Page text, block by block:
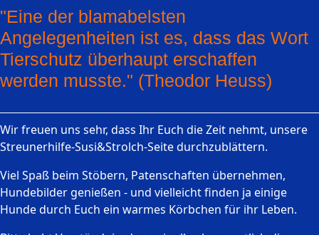
"Eine der blamabelsten
Angelegenheiten ist es, dass das Wort
Tierschutz überhaupt erschaffen
werden musste." (Theodor Heuss)
Wir freuen uns sehr, dass Ihr Euch die Zeit nehmt, unsere
Streunerhilfe-Susi&Strolch-Seite durchzublättern.
Viel Spaß beim Stöbern, Patenschaften übernehmen,
Hundebilder genießen - und vielleicht finden ja einige
Hunde durch Euch ein warmes Körbchen für ihr Leben.